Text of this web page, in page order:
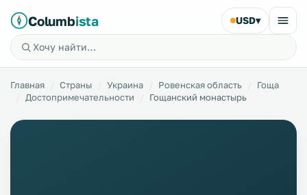
Columbista USD▾
Главная Страны Украина Ровенская область
Гоща
Достопримечательности
Гощанский монастырь